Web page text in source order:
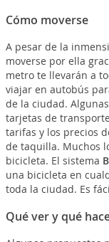
Cómo moverse
A pesar de la
moverse por ella
metro te llevarán a
viajar en autobús
de la ciudad.
tarjetas de
tarifas y los precios
de taquilla. Muchos
bicicleta. El sistema
una bicicleta en
toda la ciudad. Es
Qué ver y qué